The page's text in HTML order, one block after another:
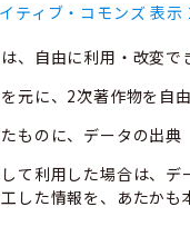
ティブ・コモンズ 表示
、自由に利用・改変で
元に、2次著作物を自由
ものに、データの出
て利用した場合は、
した情報を、あたか